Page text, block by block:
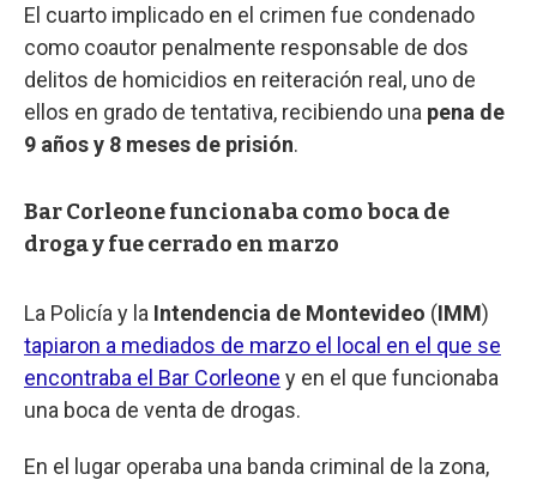
El cuarto implicado en el crimen fue condenado
como coautor penalmente responsable de dos
delitos de homicidios en reiteración real, uno de
ellos en grado de tentativa, recibiendo una pena de
9 años y 8 meses de prisión.
Bar Corleone funcionaba como boca de
droga y fue cerrado en marzo
La Policía y la Intendencia de Montevideo (IMM)
tapiaron a mediados de marzo el local en el que se
encontraba el Bar Corleone y en el que funcionaba
una boca de venta de drogas.
En el lugar operaba una banda criminal de la zona,